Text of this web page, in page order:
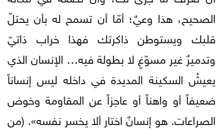
الصحيح، هذا وعيٌ؛ أمّا أن تسمح له بأن يحتلّ
قلبك ويستوطن ذاكرتك فهذا خراب ذاتيّ
وتدميرٌ غير مسوّغٍ لا بطولة فيه… الإنسان الذي
يعيشُ السكينة المديدة في داخله ليس إنساناً
ضعيفاً أو واهناً أو عاجزاً عن المقاومة وخوض
الصراعات. هو إنسانٌ اختار ألا يخسر نفسه». (من